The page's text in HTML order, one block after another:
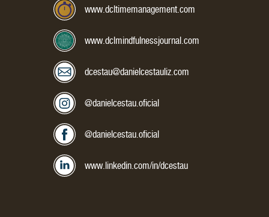
www.dcltimemanagement.com
www.dclmindfulnessjournal.com
dcestau@danielcestauliz.com
Mis redes sociales:
Instagram:
@danielcestau.oficial
Facebook:
@danielcestau.oficial
LinkedIn:
www.linkedin.com/in/dcestau